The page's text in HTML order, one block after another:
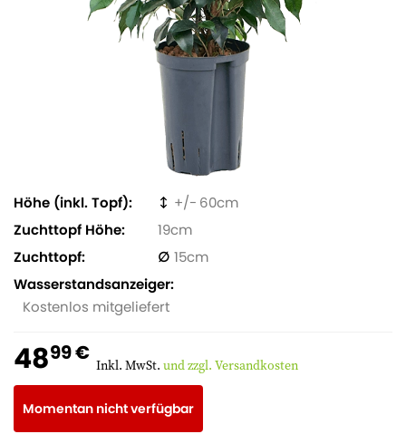
Höhe (inkl. Topf)
60
Zuchttopf Höhe
19
Zuchttopf
15
Wasserstandsanzeiger
Kostenlos mitgeliefert
4899 € Inkl. MwSt. und zzgl. Versandkosten
Momentan nicht verfügbar